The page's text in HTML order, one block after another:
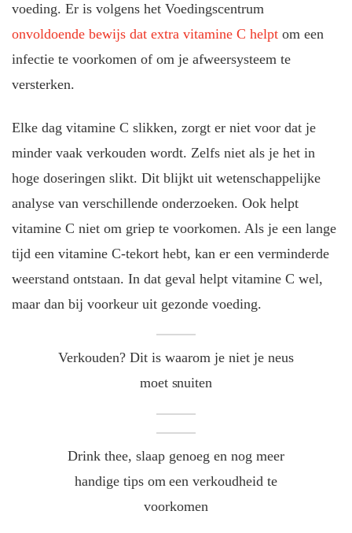
voeding. Er is volgens het Voedingscentrum
onvoldoende bewijs dat extra vitamine C helptom een
infectie te voorkomen of om je afweersysteem te
versterken.
Elke dag vitamine C slikken, zorgt er niet voor dat je
minder vaak verkouden wordt. Zelfs niet als je het in
hoge doseringen slikt. Dit blijkt uit wetenschappelijke
analyse van verschillende onderzoeken. Ook helpt
vitamine C niet om griep te voorkomen. Als je een lange
tijd een vitamine C-tekort hebt, kan er een verminderde
weerstand ontstaan. In dat geval helpt vitamine C wel,
maar dan bij voorkeur uit gezonde voeding.
Verkouden? Dit is waarom je niet je neus
moet snuiten
Drink thee, slaap genoeg en nog meer
handige tips om een verkoudheid te
voorkomen